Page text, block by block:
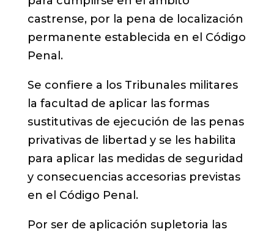
castrense, por la pena de localización
permanente establecida en el Código
Penal.
Se confiere a los Tribunales militares
la facultad de aplicar las formas
sustitutivas de ejecución de las penas
privativas de libertad y se les habilita
para aplicar las medidas de seguridad
y consecuencias accesorias previstas
en el Código Penal.
Por ser de aplicación supletoria las